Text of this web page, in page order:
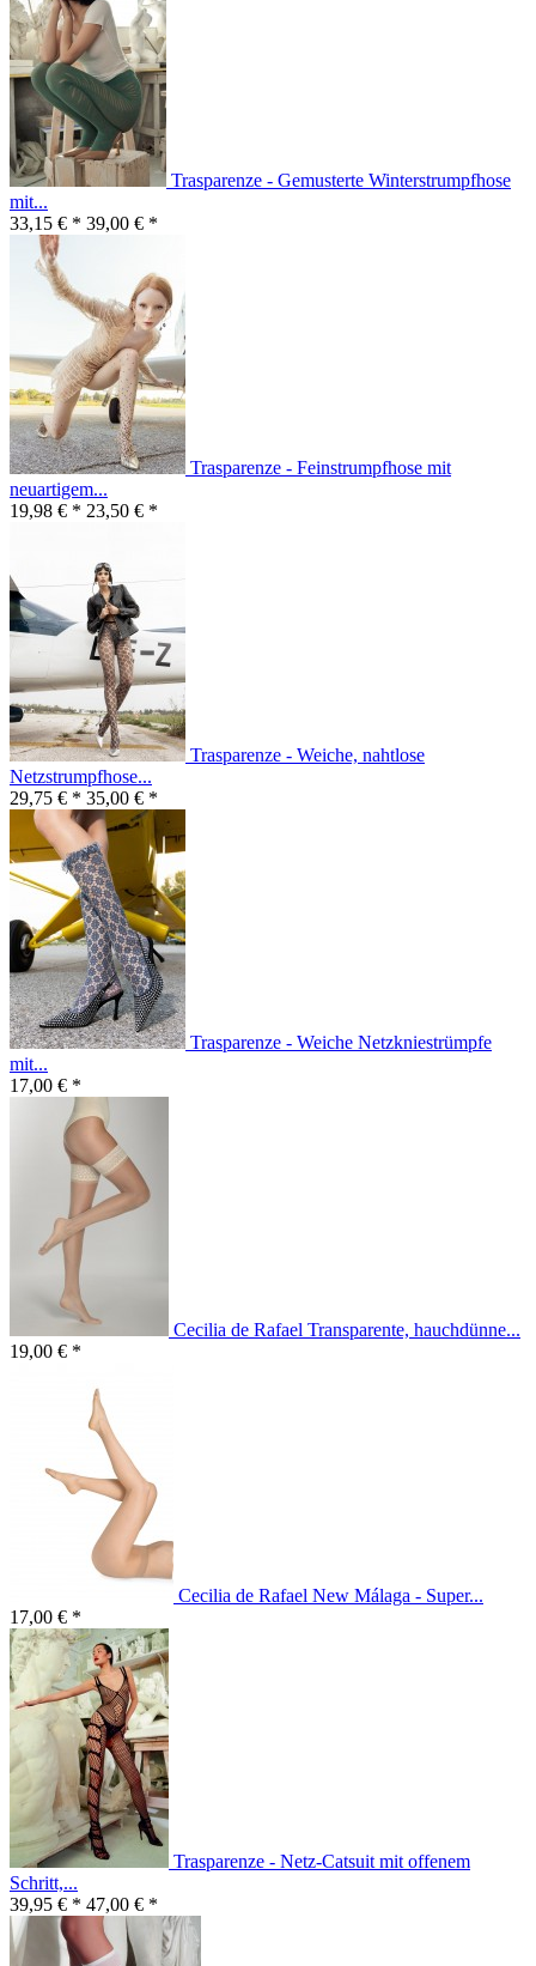
Trasparenze - Gemusterte Winterstrumpfhose
mit...
33,15 € * 39,00 € *
Trasparenze - Feinstrumpfhose mit
neuartigem...
19,98 € * 23,50 € *
Trasparenze - Weiche, nahtlose
Netzstrumpfhose...
29,75 € * 35,00 € *
Trasparenze - Weiche Netzkniestrümpfe
mit...
17,00 € *
Cecilia de Rafael Transparente, hauchdünne...
19,00 € *
Cecilia de Rafael New Málaga - Super...
17,00 € *
Trasparenze - Netz-Catsuit mit offenem
Schritt,...
39,95 € * 47,00 € *